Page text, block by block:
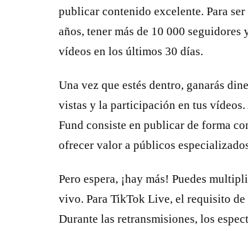
publicar contenido excelente. Para
años, tener más de 10 000
vídeos en los últimos 30 días.
Una vez que estés dentro, ganarás
vistas y la participación en tus
Fund consiste en publicar de forma
ofrecer valor a públicos
Pero espera, ¡hay más! Puedes
vivo. Para TikTok Live, el requisito de
Durante las retransmisiones, los